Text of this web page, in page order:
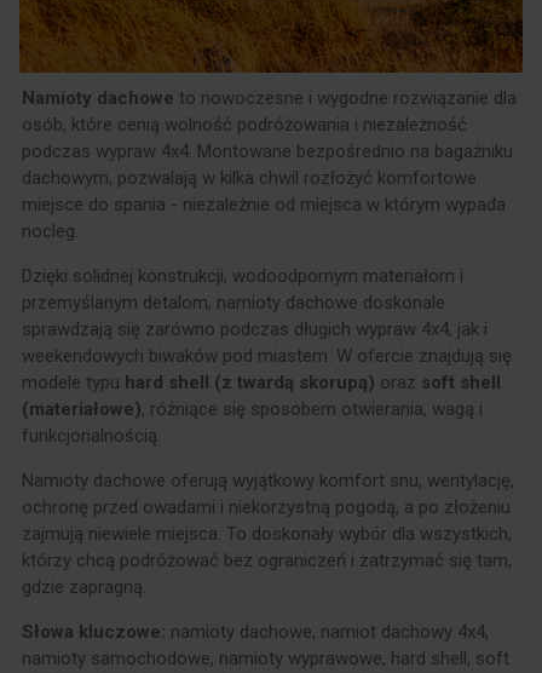
Namioty dachowe to nowoczesne i wygodne rozwiązanie dla
osób, które cenią wolność podróżowania i niezależność
podczas wypraw 4x4. Montowane bezpośrednio na bagażniku
dachowym, pozwalają w kilka chwil rozłożyć komfortowe
miejsce do spania - niezależnie od miejsca w którym wypada
nocleg.
Dzięki solidnej konstrukcji, wodoodpornym materiałom i
przemyślanym detalom, namioty dachowe doskonale
sprawdzają się zarówno podczas długich wypraw 4x4, jak i
weekendowych biwaków pod miastem. W ofercie znajdują się
modele typu hard shell (z twardą skorupą) oraz soft shell
(materiałowe), różniące się sposobem otwierania, wagą i
funkcjonalnością.
Namioty dachowe oferują wyjątkowy komfort snu, wentylację,
ochronę przed owadami i niekorzystną pogodą, a po złożeniu
zajmują niewiele miejsca. To doskonały wybór dla wszystkich,
którzy chcą podróżować bez ograniczeń i zatrzymać się tam,
gdzie zapragną.
Słowa kluczowe: namioty dachowe, namiot dachowy 4x4,
namioty samochodowe, namioty wyprawowe, hard shell, soft